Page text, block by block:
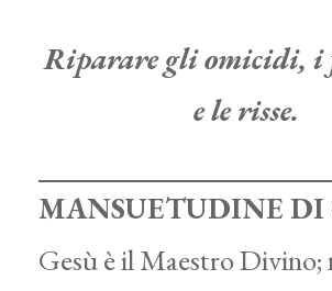
Riparare gli omicidi,
e le risse.
MANSUETUDINE DI
Gesù è il Maestro Divino;